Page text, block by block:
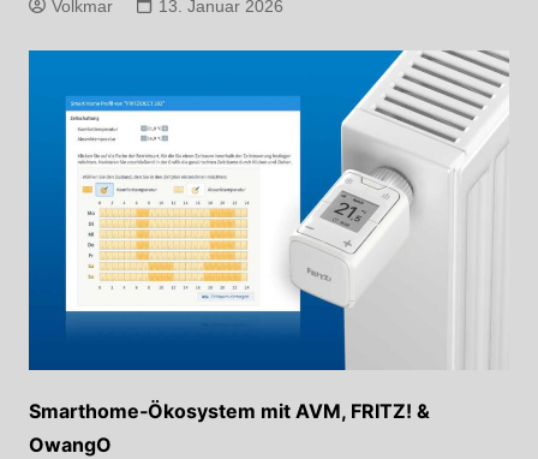
Volkmar 13. Januar 2026
Smarthome‑Ökosystem mit AVM, FRITZ! &
OwangO